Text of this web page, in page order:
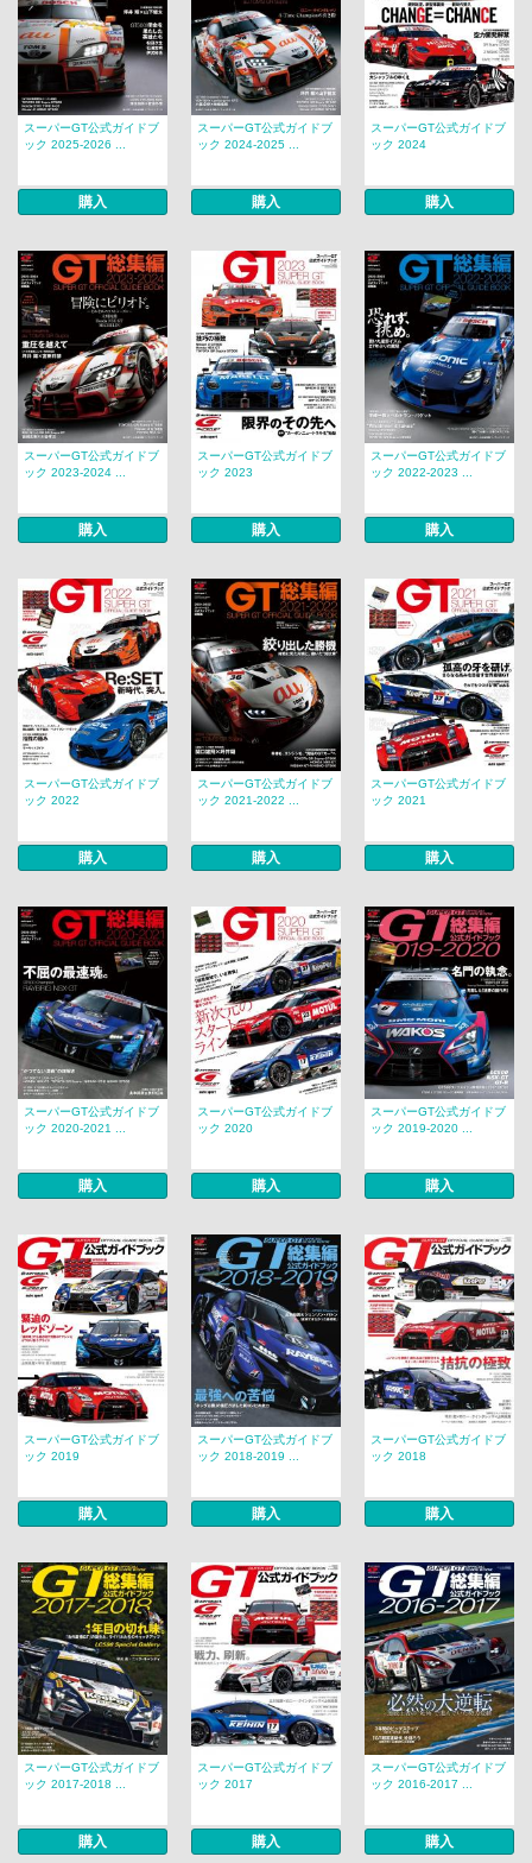
スーパーGT公式ガイドブ
ック 2025-2026 ...
購入
スーパーGT公式ガイドブ
ック 2024-2025 ...
購入
スーパーGT公式ガイドブ
ック 2024
購入
スーパーGT公式ガイドブ
ック 2023-2024 ...
購入
スーパーGT公式ガイドブ
ック 2023
購入
スーパーGT公式ガイドブ
ック 2022-2023 ...
購入
スーパーGT公式ガイドブ
ック 2022
購入
スーパーGT公式ガイドブ
ック 2021-2022 ...
購入
スーパーGT公式ガイドブ
ック 2021
購入
スーパーGT公式ガイドブ
ック 2020-2021 ...
購入
スーパーGT公式ガイドブ
ック 2020
購入
スーパーGT公式ガイドブ
ック 2019-2020 ...
購入
スーパーGT公式ガイドブ
ック 2019
購入
スーパーGT公式ガイドブ
ック 2018-2019 ...
購入
スーパーGT公式ガイドブ
ック 2018
購入
スーパーGT公式ガイドブ
ック 2017-2018 ...
購入
スーパーGT公式ガイドブ
ック 2017
購入
スーパーGT公式ガイドブ
ック 2016-2017 ...
購入